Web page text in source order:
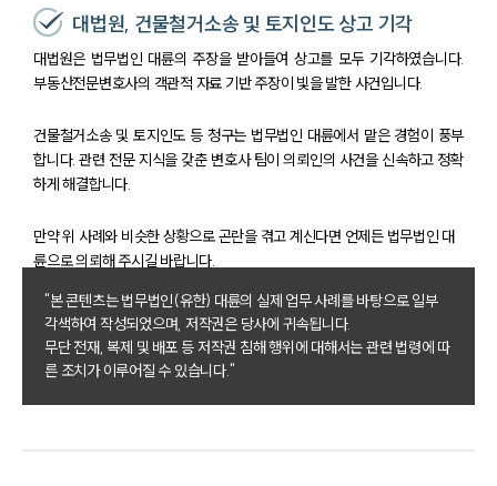
법률정보
법률지식인
고객후기
업무분야
구성원 소개
부동산전문변호사
대법원, 건물철거소송 및 토지인도 상고 기각
대법원은 법무법인 대륜의 주장을 받아들여 상고를 모두 기각하였습니다.
부동산전문변호사의 객관적 자료 기반 주장이 빛을 발한 사건입니다.
건물철거소송 및 토지인도 등 청구는 법무법인 대륜에서 맡은 경험이 풍부
합니다. 관련 전문 지식을 갖춘 변호사 팀이 의뢰인의 사건을 신속하고 정확
하게 해결합니다.
만약 위 사례와 비슷한 상황으로 곤란을 겪고 계신다면 언제든 법무법인 대
륜으로 의뢰해 주시길 바랍니다.
"본 콘텐츠는 법무법인(유한) 대륜의 실제 업무 사례를 바탕으로 일부
각색하여 작성되었으며, 저작권은 당사에 귀속됩니다.
무단 전재, 복제 및 배포 등 저작권 침해 행위에 대해서는 관련 법령에 따
른 조치가 이루어질 수 있습니다."